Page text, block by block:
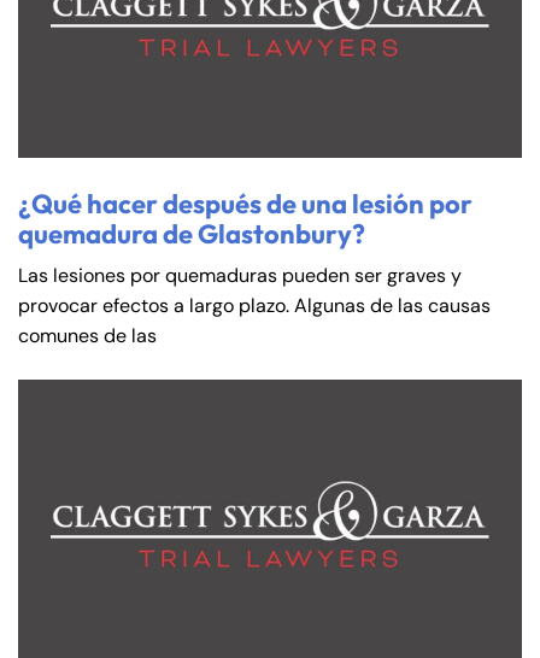
¿Qué hacer después de una lesión por
quemadura de Glastonbury?
Las lesiones por quemaduras pueden ser graves y
provocar efectos a largo plazo. Algunas de las causas
comunes de las